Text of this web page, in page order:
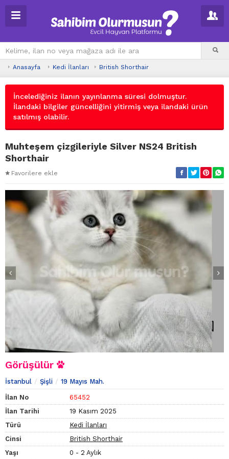
Anasayfa Kedi İlanları British Shorthair
İncelediğiniz ilanın yayınlanma süresi dolmuştur.
İlandaki bilgiler güncelliğini yitirmiş veya ilandaki ürün
satılmış olabilir.
Muhteşem çizgileriyle Silver NS24 British
Shorthair
Favorilere ekle
Görüşülür
İstanbul Şişli 19 Mayıs Mah.
İlan No
65452
İlan Tarihi
19 Kasım 2025
Türü
Kedi İlanları
Cinsi
British Shorthair
Yaşı
0 - 2 Aylık